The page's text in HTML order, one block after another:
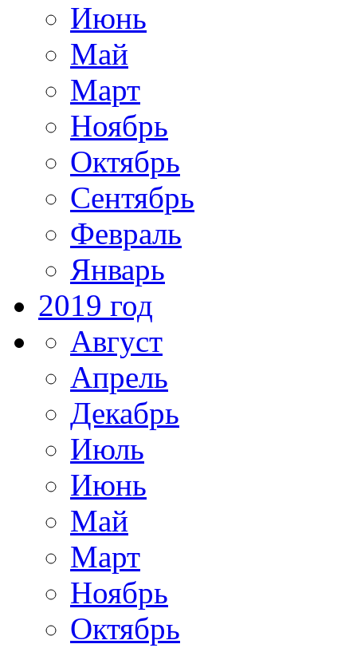
Июнь
Май
Март
Ноябрь
Октябрь
Сентябрь
Февраль
Январь
2019 год
Август
Апрель
Декабрь
Июль
Июнь
Май
Март
Ноябрь
Октябрь